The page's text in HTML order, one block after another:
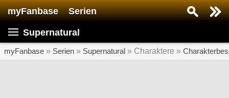
myFanbase Serien
Supernatural
myFanbase » Serien » Supernatural » Charaktere »
Serie suchen...
SERIEN